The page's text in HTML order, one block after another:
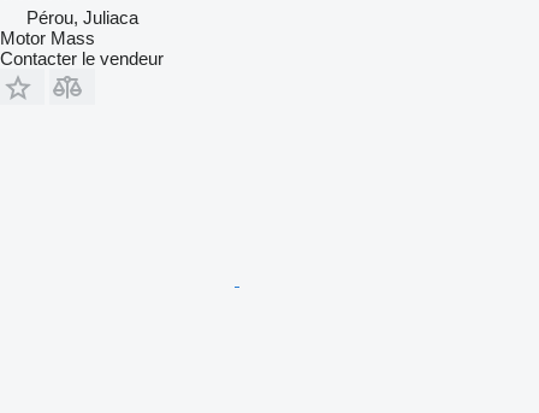
Pérou, Juliaca
Motor Mass
Contacter le vendeur